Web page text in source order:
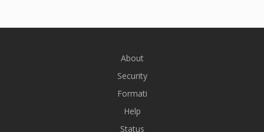
About
Security
Formati
Help
Status